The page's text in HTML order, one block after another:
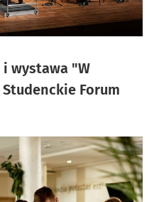
wystawa "W
Forum